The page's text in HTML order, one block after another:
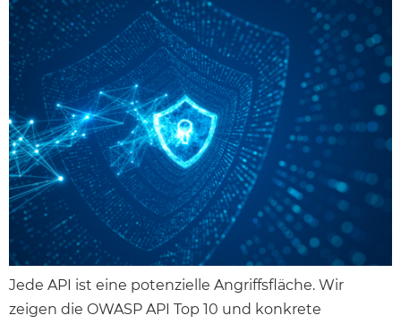
Jede API ist eine potenzielle Angriffsfläche. Wir
zeigen die OWASP API Top 10 und konkrete